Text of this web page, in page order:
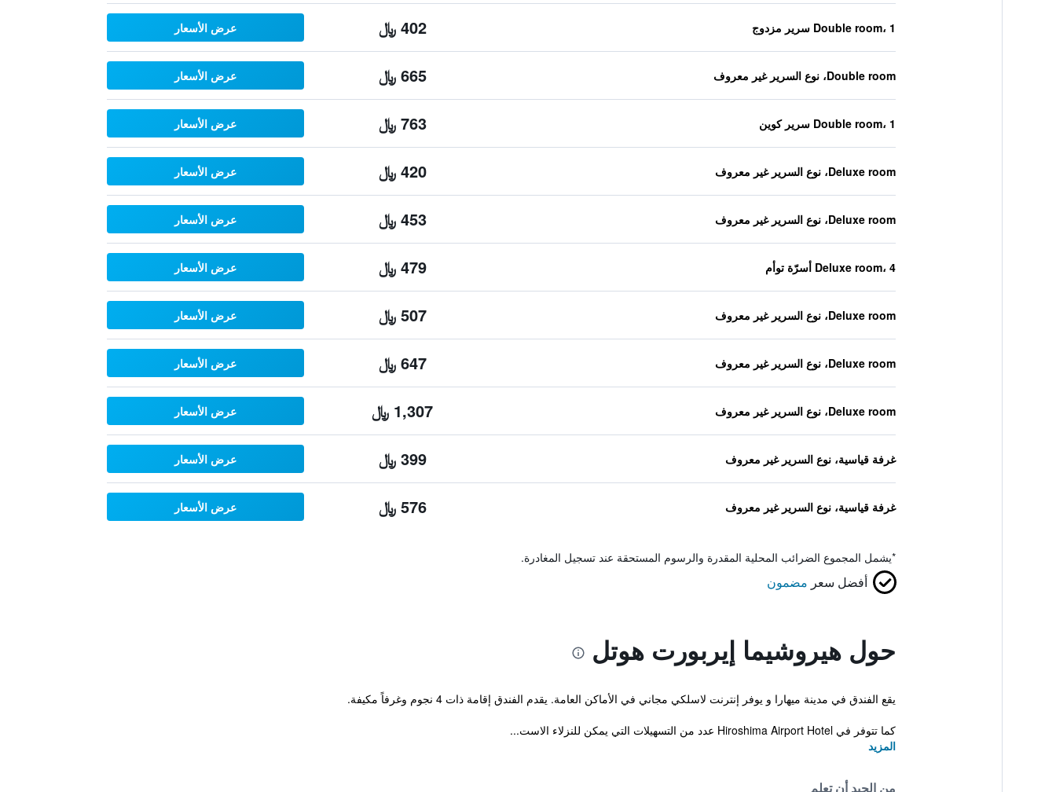
Double room، 1 سرير مزدوج 402 ﷼ عرض الأسعار
Double room، نوع السرير غير معروف 665 ﷼ عرض الأسعار
Double room، 1 سرير كوين 763 ﷼ عرض الأسعار
Deluxe room، نوع السرير غير معروف 420 ﷼ عرض الأسعار
Deluxe room، نوع السرير غير معروف 453 ﷼ عرض الأسعار
Deluxe room، 4 أسرّة توأم 479 ﷼ عرض الأسعار
Deluxe room، نوع السرير غير معروف 507 ﷼ عرض الأسعار
Deluxe room، نوع السرير غير معروف 647 ﷼ عرض الأسعار
Deluxe room، نوع السرير غير معروف 1,307 ﷼ عرض الأسعار
غرفة قياسية، نوع السرير غير معروف 399 ﷼ عرض الأسعار
غرفة قياسية، نوع السرير غير معروف 576 ﷼ عرض الأسعار
*يشمل المجموع الضرائب المحلية المقدرة والرسوم المستحقة عند تسجيل المغادرة.
أفضل سعر مضمون
حول هيروشيما إيربورت هوتل
يقع الفندق في مدينة ميهارا و يوفر إنترنت لاسلكي مجاني في الأماكن العامة. يقدم الفندق إقامة ذات 4 نجوم وغرفاً مكيفة.
كما تتوفر في Hiroshima Airport Hotel عدد من التسهيلات التي يمكن للنزلاء الاست...
المزيد
من الجيد أن تعلم